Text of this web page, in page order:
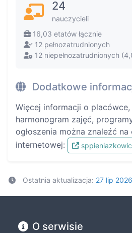
24
nauczycieli
16,03 etatów łącznie
12 pełnozatrudnionych
12 niepełnozatrudnionych
Dodatkowe
Więcej informacji o
harmonogram zajęć,
ogłoszenia można znaleźć
internetowej:
Ostatnia aktualizacja: 27 lip 2026
O serwisie